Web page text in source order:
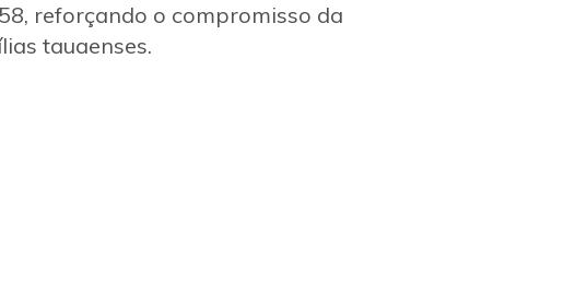
reforçando o compromisso da
tauaenses.